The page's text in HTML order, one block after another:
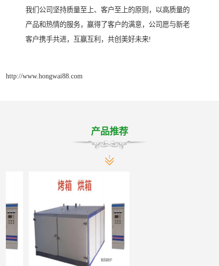
我们公司坚持质量至上、客户至上的原则，以高质量的
产品和热情的服务，赢得了客户的满意，公司愿与新老
客户携手共进，互赢互利，共创美好未来!
http://www.hongwai88.com
产品推荐